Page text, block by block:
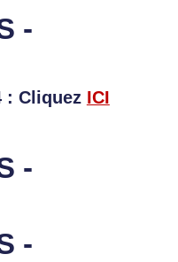
-
: Cliquez ICI
-
-